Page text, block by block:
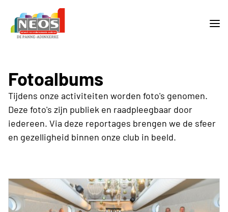
Fotoalbums
Tijdens onze activiteiten worden foto's genomen.
Deze foto's zijn publiek en raadpleegbaar door
iedereen. Via deze reportages brengen we de sfeer
en gezelligheid binnen onze club in beeld.